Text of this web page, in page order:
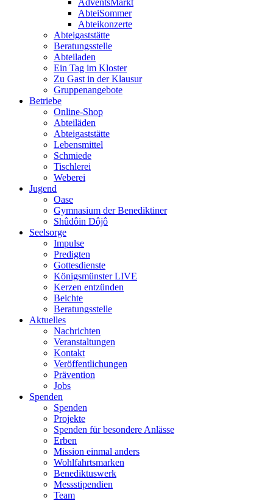
AdventsMarkt
AbteiSommer
Abteikonzerte
Abteigaststätte
Beratungsstelle
Abteiladen
Ein Tag im Kloster
Zu Gast in der Klausur
Gruppenangebote
Betriebe
Online-Shop
Abteiläden
Abteigaststätte
Lebensmittel
Schmiede
Tischlerei
Weberei
Jugend
Oase
Gymnasium der Benediktiner
Shûdôin Dôjô
Seelsorge
Impulse
Predigten
Gottesdienste
Königsmünster LIVE
Kerzen entzünden
Beichte
Beratungsstelle
Aktuelles
Nachrichten
Veranstaltungen
Kontakt
Veröffentlichungen
Prävention
Jobs
Spenden
Spenden
Projekte
Spenden für besondere Anlässe
Erben
Mission einmal anders
Wohlfahrtsmarken
Benediktuswerk
Messstipendien
Team